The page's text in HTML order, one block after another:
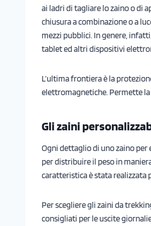
ai ladri di tagliare lo zaino o di
chiusura a combinazione o a
mezzi pubblici. In genere,
tablet ed altri dispositivi
L’ultima frontiera è la
elettromagnetiche. Permette
Gli zaini
Ogni dettaglio di uno zaino
per distribuire il peso in
caratteristica è stata realizzata
Per scegliere gli zaini da
consigliati per le uscite